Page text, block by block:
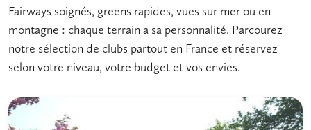
Fairways soignés, greens rapides, vues sur mer ou en
montagne : chaque terrain a sa personnalité. Parcourez
notre sélection de clubs partout en France et réservez
selon votre niveau, votre budget et vos envies.